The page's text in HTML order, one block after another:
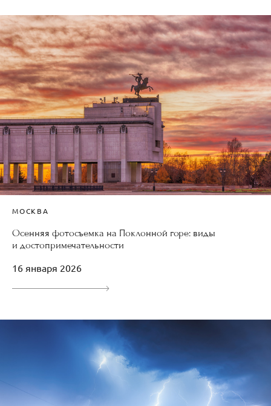
МОСКВА
Осенняя фотосъемка на Поклонной горе: виды
и достопримечательности
16 января 2026